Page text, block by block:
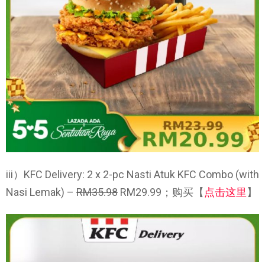
iii）KFC Delivery: 2 x 2-pc Nasti Atuk KFC Combo (with
Nasi Lemak) – RM35.98 RM29.99；购买【点击这里】